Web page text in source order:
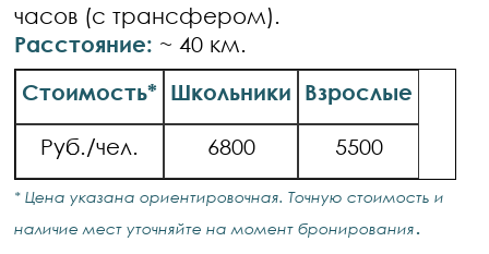
часов (с трансфером).
Расстояние: ~ 40 км.
Стоимость* Школьники Взрослые
Руб./чел. 6800 5500
* Цена указана ориентировочная. Точную стоимость и
наличие мест уточняйте на момент бронирования.